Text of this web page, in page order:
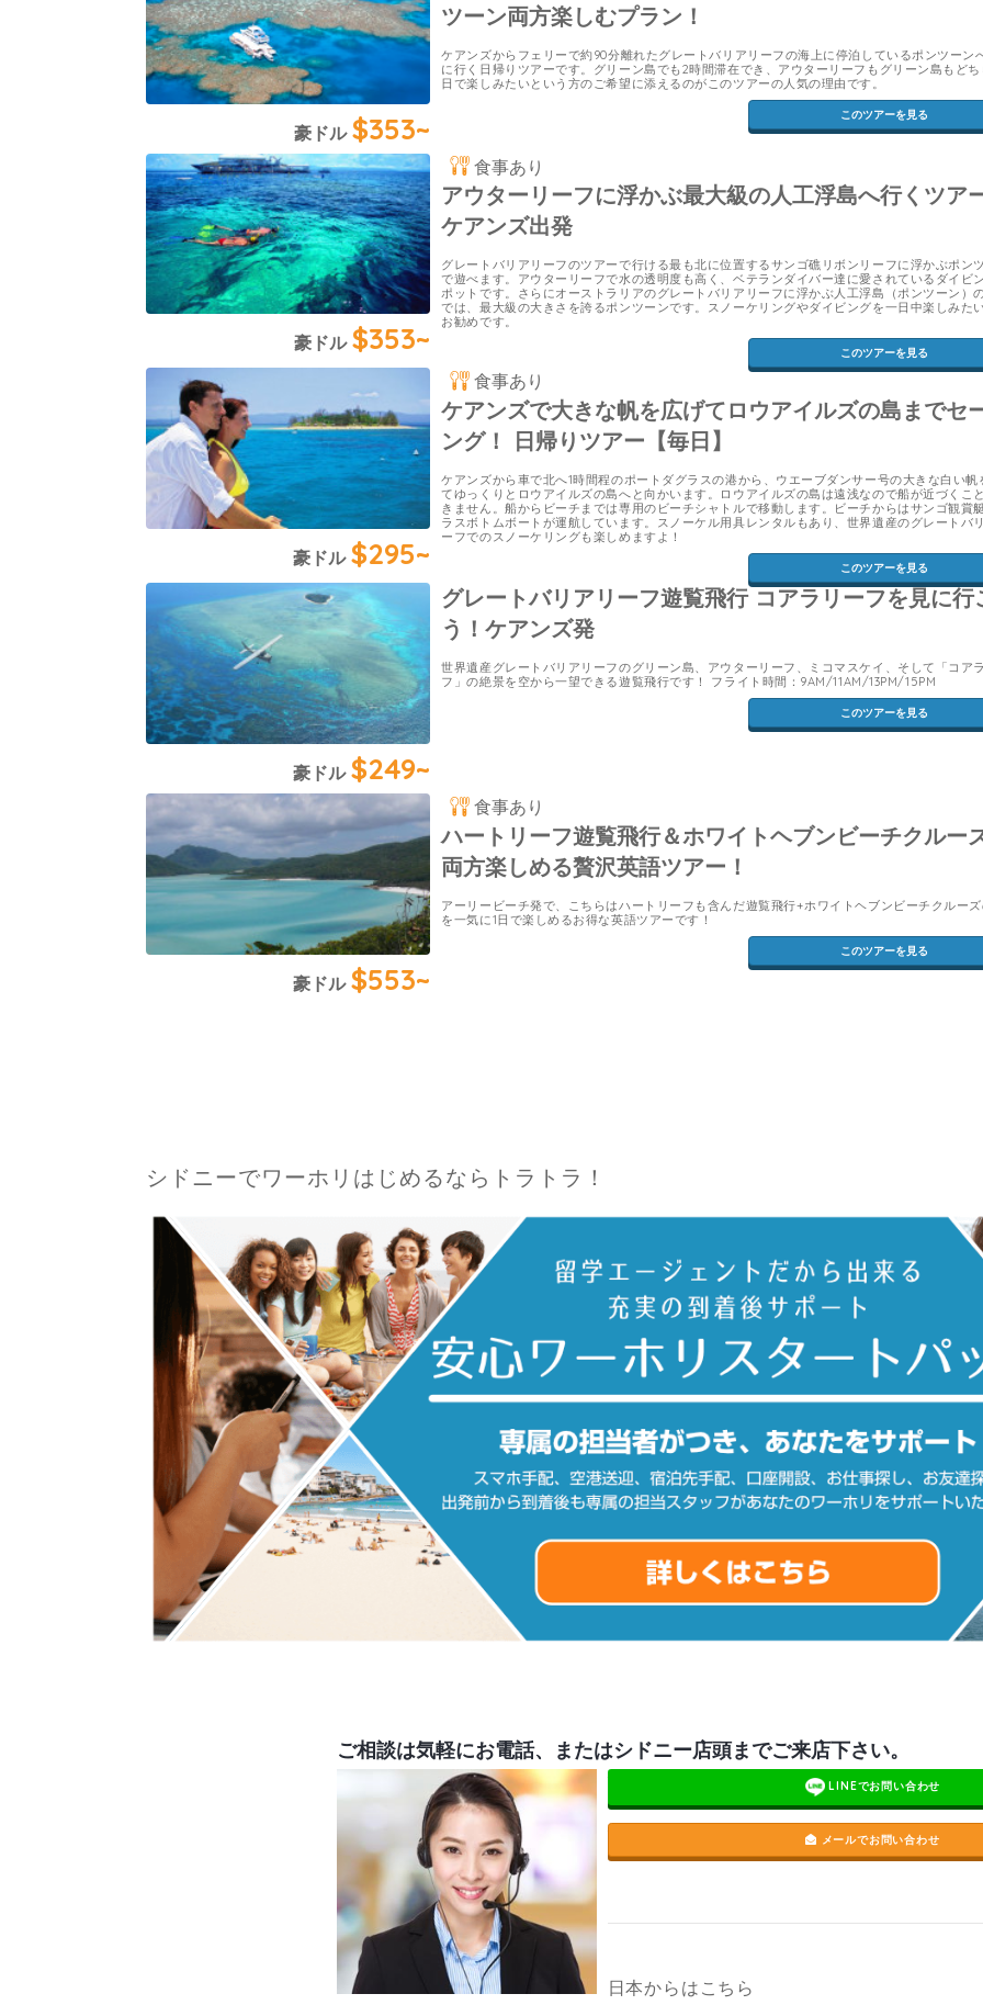
豪ドル $353~
ツーン両方楽しむプラン！
ケアンズからフェリーで約90分離れたグレートバリアリーフの海上に停泊しているポンツーン
に行く日帰りツアーです。グリーン島でも2時間滞在でき、アウターリーフもグリーン島もどち
日で楽しみたいという方のご希望に添えるのがこのツアーの人気の理由です。
このツアーを見る
豪ドル $353~
食事あり
アウターリーフに浮かぶ最大級の人工浮島へ行くツア
ケアンズ出発
グレートバリアリーフのツアーで行ける最も北に位置するサンゴ礁リボンリーフに浮かぶポン
で遊べます。アウターリーフで水の透明度も高く、ベテランダイバー達に愛されているダイビ
ポットです。さらにオーストラリアのグレートバリアリーフに浮かぶ人工浮島（ポンツーン）
では、最大級の大きさを誇るポンツーンです。スノーケリングやダイビングを一日中楽しみた
お勧めです。
このツアーを見る
豪ドル $295~
食事あり
ケアンズで大きな帆を広げてロウアイルズの島までセ
ング！ 日帰りツアー【毎日】
ケアンズから車で北へ1時間程のポートダグラスの港から、ウエーブダンサー号の大きな白い帆
てゆっくりとロウアイルズの島へと向かいます。ロウアイルズの島は遠浅なので船が近づくこ
きません。船からビーチまでは専用のビーチシャトルで移動します。ビーチからはサンゴ観賞
ラスボトムボートが運航しています。スノーケル用具レンタルもあり、世界遺産のグレートバ
ーフでのスノーケリングも楽しめますよ！
このツアーを見る
豪ドル $249~
グレートバリアリーフ遊覧飛行 コアラリーフを見に行
う！ケアンズ発
世界遺産グレートバリアリーフのグリーン島、アウターリーフ、ミコマスケイ、そして「コア
フ」の絶景を空から一望できる遊覧飛行です！ フライト時間：9AM/11AM/13PM/15PM
このツアーを見る
豪ドル $553~
食事あり
ハートリーフ遊覧飛行＆ホワイトヘブンビーチクルー
両方楽しめる贅沢英語ツアー！
アーリービーチ発で、こちらはハートリーフも含んだ遊覧飛行+ホワイトヘブンビーチクルー
を一気に1日で楽しめるお得な英語ツアーです！
このツアーを見る
シドニーでワーホリはじめるならトラトラ！
ご相談は気軽にお電話、またはシドニー店頭までご来店下さい。
LINEでお問い合わせ
メールでお問い合わせ
日本からはこちら